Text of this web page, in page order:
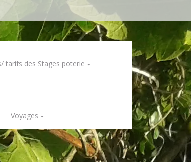
tarifs des Stages poterie
Voyages